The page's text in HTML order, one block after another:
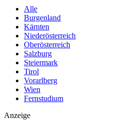
Alle
Burgenland
Kärnten
Niederösterreich
Oberösterreich
Salzburg
Steiermark
Tirol
Vorarlberg
Wien
Fernstudium
Anzeige